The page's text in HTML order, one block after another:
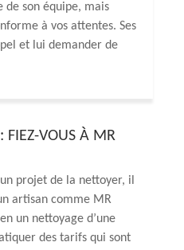
de son équipe, mais
à vos attentes. Ses
et lui demander de
FIEZ-VOUS À MR
projet de la nettoyer, il
artisan comme MR
un nettoyage d’une
des tarifs qui sont